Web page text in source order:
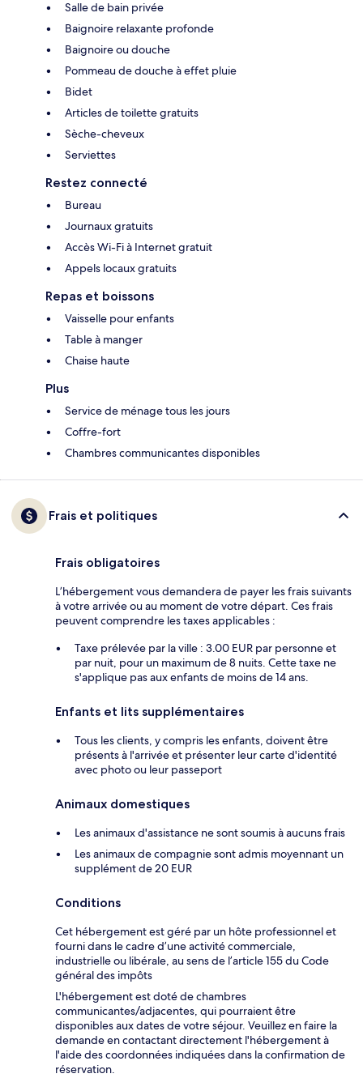
Salle de bain privée
Baignoire relaxante profonde
Baignoire ou douche
Pommeau de douche à effet pluie
Bidet
Articles de toilette gratuits
Sèche-cheveux
Serviettes
Restez connecté
Bureau
Journaux gratuits
Accès Wi-Fi à Internet gratuit
Appels locaux gratuits
Repas et boissons
Vaisselle pour enfants
Table à manger
Chaise haute
Plus
Service de ménage tous les jours
Coffre-fort
Chambres communicantes disponibles
Frais et politiques
Frais obligatoires
L’hébergement vous demandera de payer les frais suivants
à votre arrivée ou au moment de votre départ. Ces frais
peuvent comprendre les taxes applicables :
Taxe prélevée par la ville : 3.00 EUR par personne et
par nuit, pour un maximum de 8 nuits. Cette taxe ne
s'applique pas aux enfants de moins de 14 ans.
Enfants et lits supplémentaires
Tous les clients, y compris les enfants, doivent être
présents à l'arrivée et présenter leur carte d'identité
avec photo ou leur passeport
Animaux domestiques
Les animaux d'assistance ne sont soumis à aucuns frais
Les animaux de compagnie sont admis moyennant un
supplément de 20 EUR
Conditions
Cet hébergement est géré par un hôte professionnel et
fourni dans le cadre d’une activité commerciale,
industrielle ou libérale, au sens de l’article 155 du Code
général des impôts
L'hébergement est doté de chambres
communicantes/adjacentes, qui pourraient être
disponibles aux dates de votre séjour. Veuillez en faire la
demande en contactant directement l'hébergement à
l'aide des coordonnées indiquées dans la confirmation de
réservation.